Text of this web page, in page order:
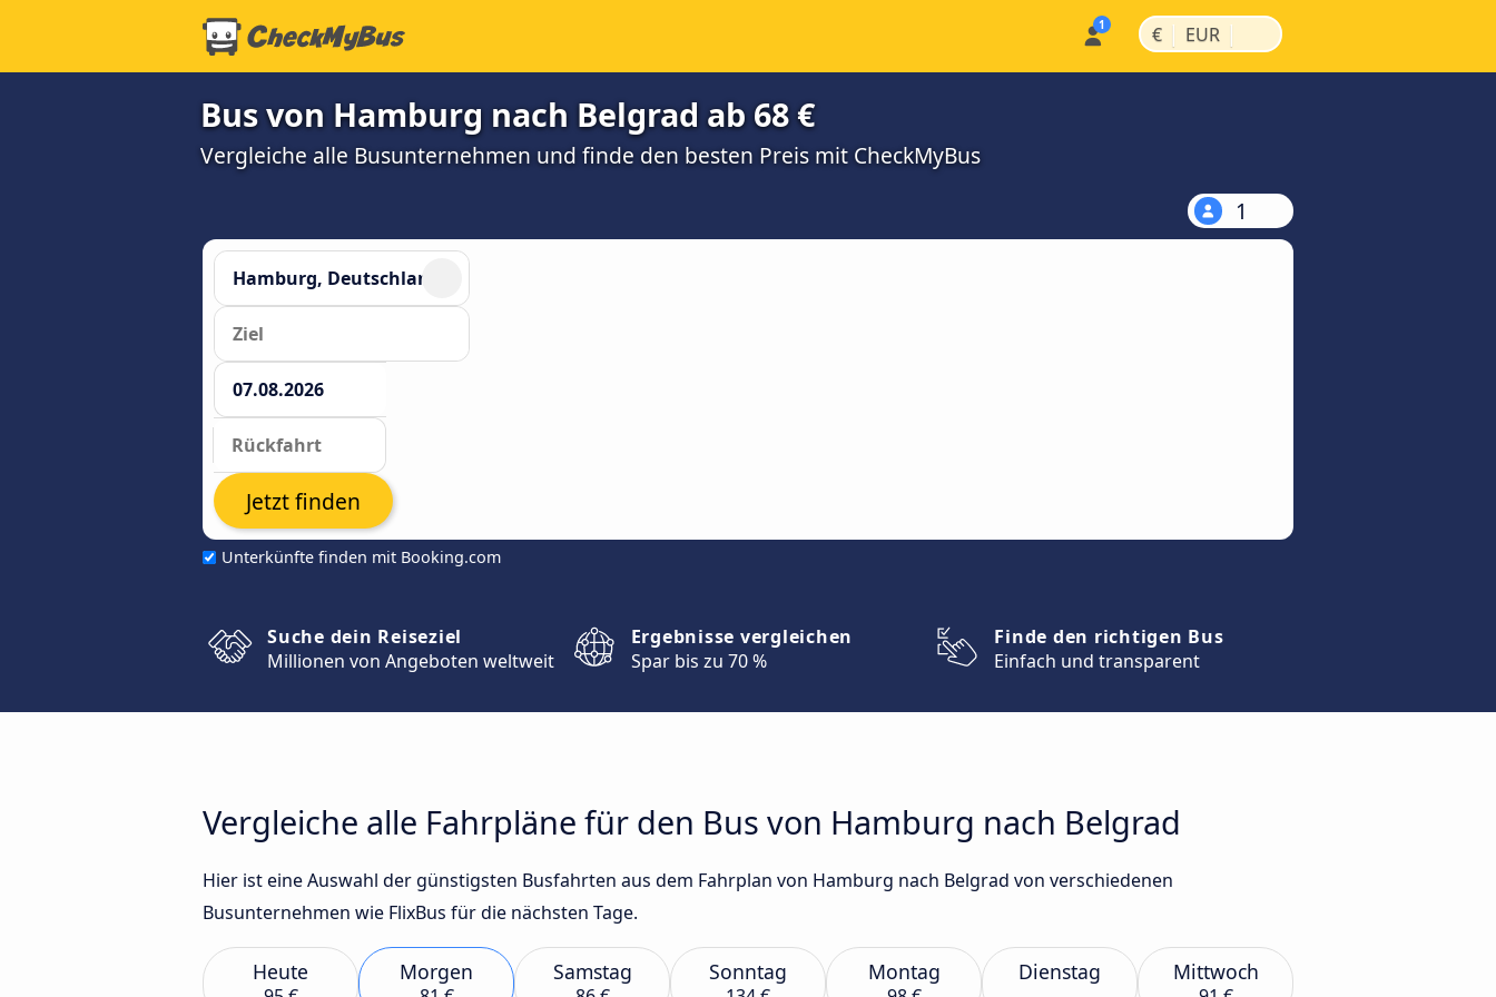
€ | EUR |
Bus von Hamburg nach Belgrad ab 68 €
Vergleiche alle Busunternehmen und finde den besten Preis mit CheckMyBus
1
Unterkünfte finden mit Booking.com
Jetzt finden
Suche dein Reiseziel
Millionen von Angeboten weltweit
Ergebnisse vergleichen
Spar bis zu 70 %
Finde den richtigen Bus
Einfach und transparent
Vergleiche alle Fahrpläne für den Bus von Hamburg nach Belgrad
Hier ist eine Auswahl der günstigsten Busfahrten aus dem Fahrplan von Hamburg nach Belgrad von verschiedenen
Busunternehmen wie FlixBus für die nächsten Tage.
Heute Morgen Samstag Sonntag Montag Dienstag Mittwoch